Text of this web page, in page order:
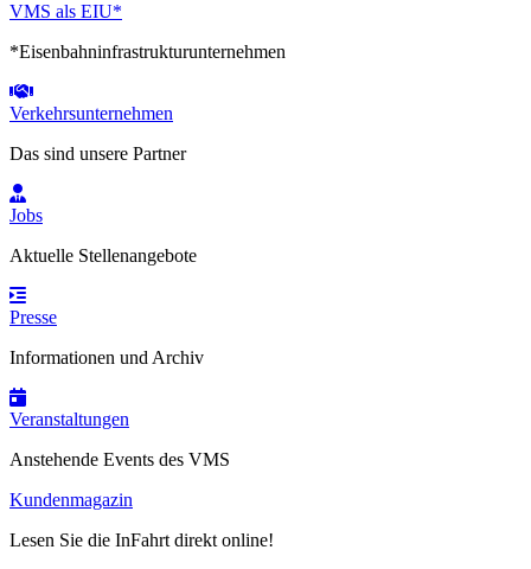
VMS als EIU*
*Eisenbahninfrastrukturunternehmen
Verkehrsunternehmen
Das sind unsere Partner
Jobs
Aktuelle Stellenangebote
Presse
Informationen und Archiv
Veranstaltungen
Anstehende Events des VMS
Kundenmagazin
Lesen Sie die InFahrt direkt online!